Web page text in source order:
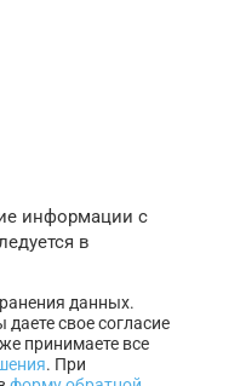
информации с
в
данных.
свое согласие
принимаете все
. При